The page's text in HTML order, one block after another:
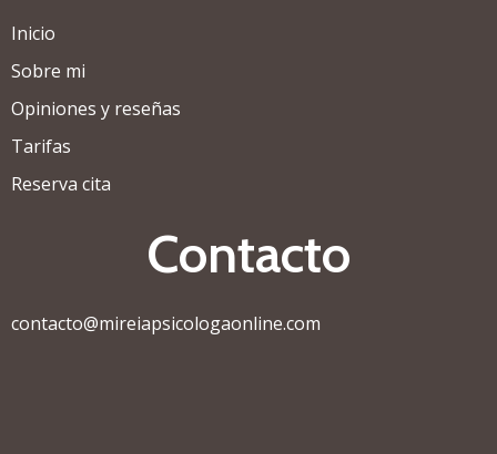
Inicio
Sobre mi
Opiniones y reseñas
Tarifas
Reserva cita
Contacto
contacto@mireiapsicologaonline.com